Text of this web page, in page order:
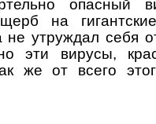
опасный
на
не утруждал себя
эти вирусы,
же от всего